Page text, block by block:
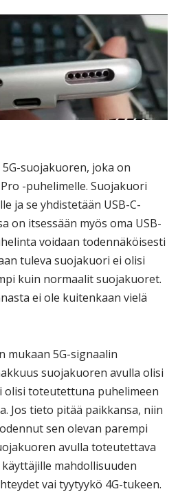
suojakuoren, joka on
-puhelimelle. Suojakuori
ja se yhdistetään USB-C-
on itsessään myös oma USB-
voidaan todennäköisesti
tuleva suojakuori ei olisi
kuin normaalit suojakuoret.
ei ole kuitenkaan vielä
mukaan 5G-signaalin
suojakuoren avulla olisi
olisi toteutettuna puhelimeen
Jos tieto pitää paikkansa, niin
sen olevan parempi
avulla toteutettava
mahdollisuuden
vai tyytyykö 4G-tukeen.